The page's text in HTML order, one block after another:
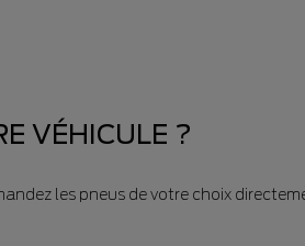
VÉHICULE ?
les pneus de votre choix